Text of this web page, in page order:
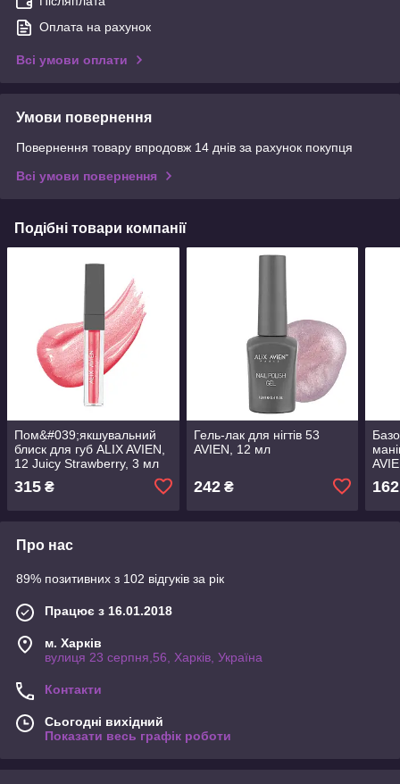
Оплата на рахунок
Всі умови оплати
Умови повернення
Повернення товару впродовж 14 днів за рахунок покупця
Всі умови повернення
Подібні товари компанії
Пом&#039;якшувальний
блиск для губ ALIX AVIEN,
12 Juicy Strawberry, 3 мл
315 ₴
Гель-лак для нігтів 53
AVIEN, 12 мл
242₴ 162
Про нас
89% позитивних з 102 відгуків за рік
Працює з 16.01.2018
м. Харків
вулиця 23 серпня,56, Харків, Україна
Контакти
Сьогодні вихідний
Показати весь графік роботи